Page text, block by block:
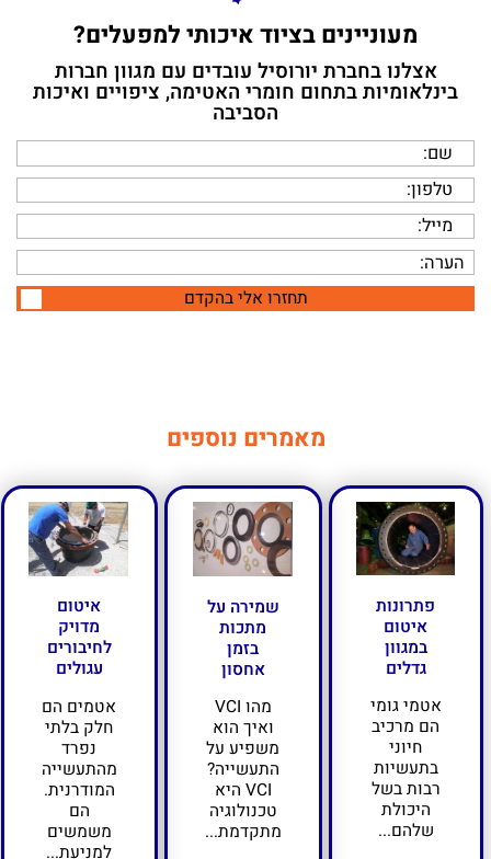
תחזרו אלי בהקדם
מעוניינים בציוד איכותי למפעלים?
אצלנו בחברת יורוסיל עובדים עם מגוון חברות
בינלאומיות בתחום חומרי האטימה, ציפויים ואיכות
הסביבה
תחזרו אלי בהקדם
מאמרים נוספים
פתרונות
איטום
במגוון
גדלים
אטמי גומי
הם מרכיב
חיוני
בתעשיות
רבות בשל
היכולת
שלהם...
שמירה על
מתכות
בזמן
אחסון
מהו VCI
ואיך הוא
משפיע על
התעשייה?
VCI היא
טכנולוגיה
מתקדמת...
איטום
מדויק
לחיבורים
עגולים
אטמים הם
חלק בלתי
נפרד
מהתעשייה
המודרנית.
הם
משמשים
למניעת...